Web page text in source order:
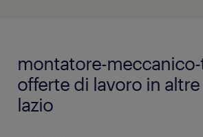
montatore-
offerte di lavoro in
lazio